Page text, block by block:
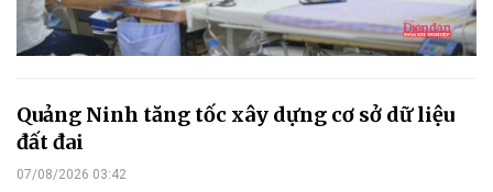
Quảng Ninh tăng tốc xây dựng cơ sở dữ liệu
đất đai
07/08/2026 03:42